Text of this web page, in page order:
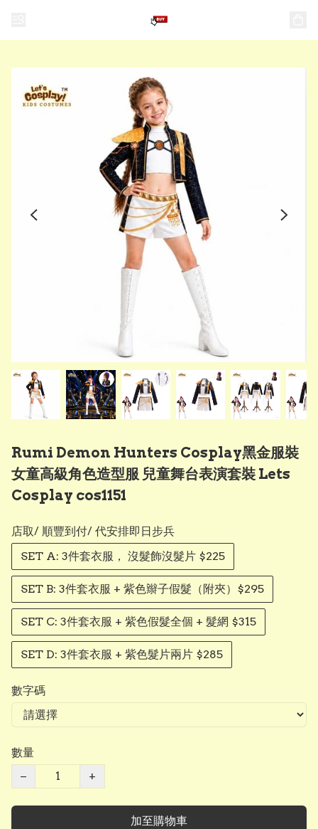
Rumi Demon Hunters Cosplay黑金服裝
女童高級角色造型服 兒童舞台表演套裝 Lets
Cosplay cos1151
店取/ 順豐到付/ 代安排即日步兵
SET A: 3件套衣服， 沒髮飾沒髮片 $225
SET B: 3件套衣服 + 紫色辮子假髮（附夾）$295
SET C: 3件套衣服 + 紫色假髮全個 + 髮網 $315
SET D: 3件套衣服 + 紫色髮片兩片 $285
數字碼
數量
−
+
加至購物車